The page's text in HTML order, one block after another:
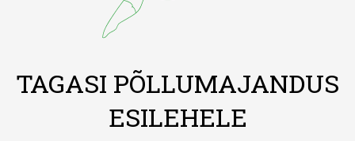
TAGASI PÕLLUMAJANDUS
ESILEHELE